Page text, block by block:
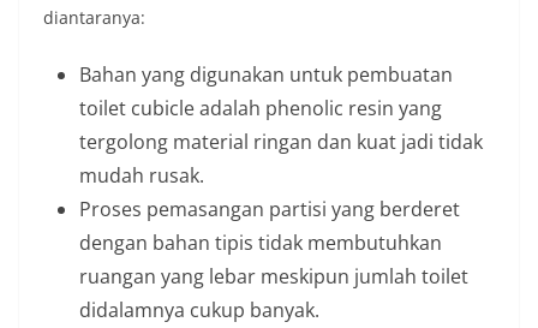
diantaranya:
Bahan yang digunakan untuk pembuatan
toilet cubicle adalah phenolic resin yang
tergolong material ringan dan kuat jadi tidak
mudah rusak.
Proses pemasangan partisi yang berderet
dengan bahan tipis tidak membutuhkan
ruangan yang lebar meskipun jumlah toilet
didalamnya cukup banyak.